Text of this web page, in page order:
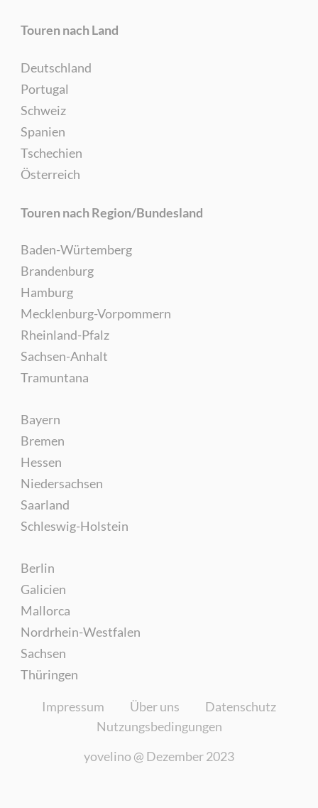
Touren nach Land
Deutschland
Portugal
Schweiz
Spanien
Tschechien
Österreich
Touren nach Region/Bundesland
Baden-Würtemberg
Brandenburg
Hamburg
Mecklenburg-Vorpommern
Rheinland-Pfalz
Sachsen-Anhalt
Tramuntana
Bayern
Bremen
Hessen
Niedersachsen
Saarland
Schleswig-Holstein
Berlin
Galicien
Mallorca
Nordrhein-Westfalen
Sachsen
Thüringen
Impressum Über uns
Datenschutz
Nutzungsbedingungen
yovelino @ Dezember 2023